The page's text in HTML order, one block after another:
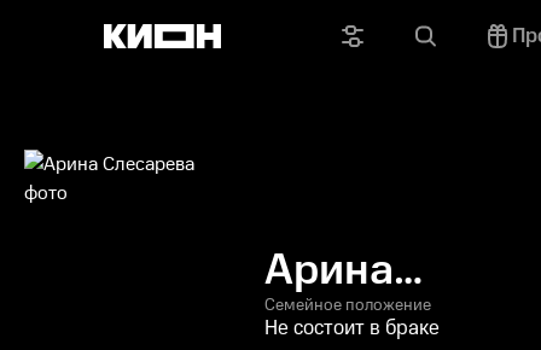
Арина
Слесарева
Семейное положение
Не состоит в браке